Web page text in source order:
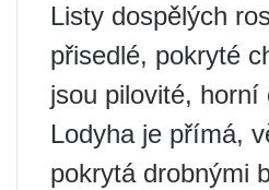
Listy dospělých
přisedlé, pokryté
jsou pilovité, horní
Lodyha je přímá,
pokrytá drobnými